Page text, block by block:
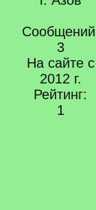
3
На сайте с
2012 г.
Рейтинг:
1